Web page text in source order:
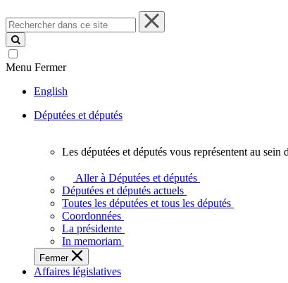
Rechercher
dans
ce
site
Menu Fermer
English
Députées et députés
députées
députés
vous
représentent
sein
de
l'Assemblée
Les députées et députés vous représentent au
Aller à Députées et députés
Députées et députés actuels
Toutes les députées et tous les députés
Coordonnées
La présidente
In memoriam
Fermer
Affaires législatives